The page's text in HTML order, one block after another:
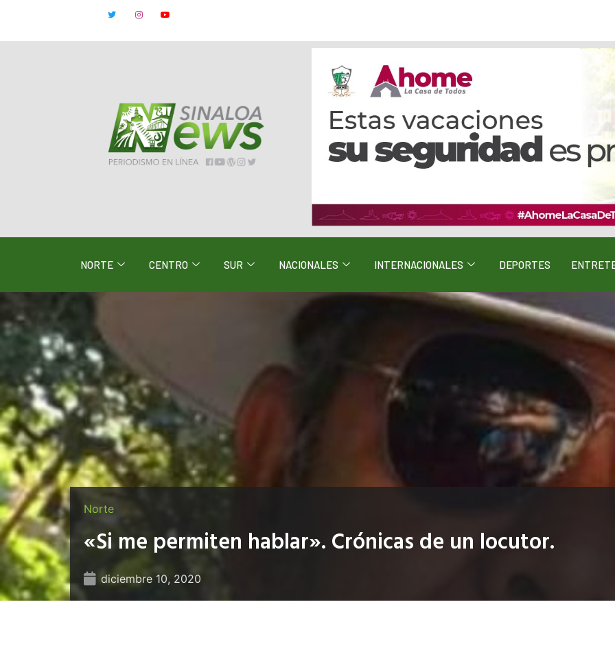
NORTE CENTRO SUR NACIONALES INTERNACIONALES DEPORTES
Norte
«Si me permiten hablar». Crónicas de un locutor.
diciembre 10, 2020